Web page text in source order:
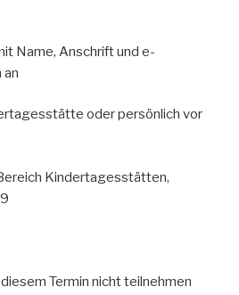
Name, Anschrift und e-
an
oder persönlich vor
Kindertagesstätten,
Termin nicht teilnehmen